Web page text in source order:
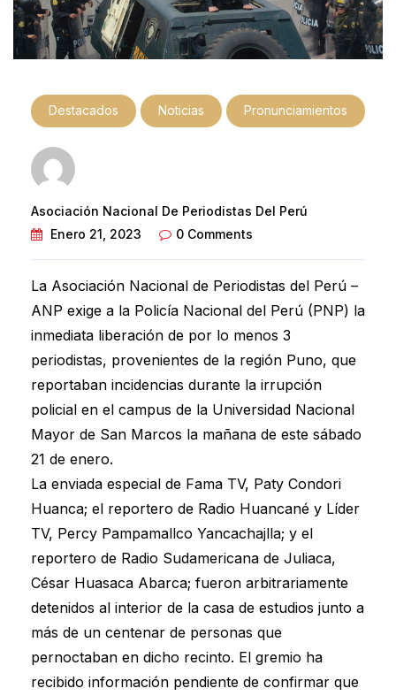
Destacados Noticias Pronunciamientos
Asociación Nacional De Periodistas Del Perú
Enero 21, 2023
0 Comments
La Asociación Nacional de Periodistas del Perú –
ANP exige a la Policía Nacional del Perú (PNP) la
inmediata liberación de por lo menos 3
periodistas, provenientes de la región Puno, que
reportaban incidencias durante la irrupción
policial en el campus de la Universidad Nacional
Mayor de San Marcos la mañana de este sábado
21 de enero.
La enviada especial de Fama TV, Paty Condori
Huanca; el reportero de Radio Huancané y Líder
TV, Percy Pampamallco Yancachajlla; y el
reportero de Radio Sudamericana de Juliaca,
César Huasaca Abarca; fueron arbitrariamente
detenidos al interior de la casa de estudios junto a
más de un centenar de personas que
pernoctaban en dicho recinto. El gremio ha
recibido información pendiente de confirmar que